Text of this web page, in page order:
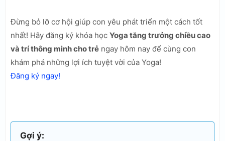
Đừng bỏ lỡ cơ hội giúp con yêu phát triển một cách tốt
nhất! Hãy đăng ký khóa học Yoga tăng trưởng chiều cao
và trí thông minh cho trẻ ngay hôm nay để cùng con
khám phá những lợi ích tuyệt vời của Yoga!
Đăng ký ngay!
Gợi ý: